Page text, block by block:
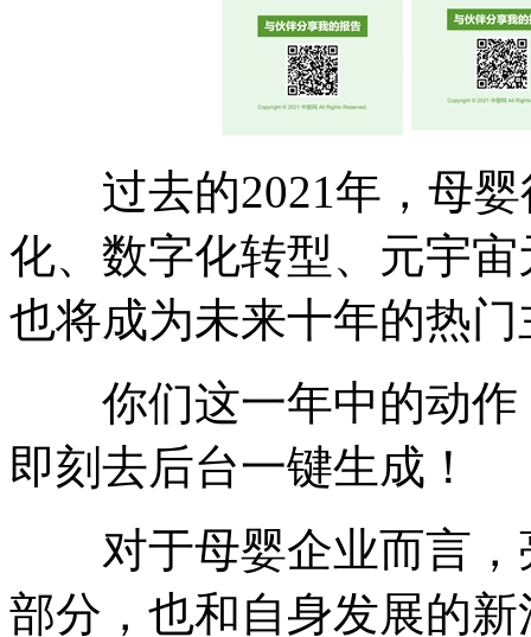
过去的2021年，母婴
化、数字化转型、元宇
也将成为未来十年的热门
你们这一年中的动作
即刻去后台一键生成！
对于母婴企业而言，
部分，也和自身发展的